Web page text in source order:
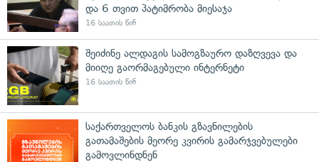
და 6 თვით პატიმრობა მიესაჯა
16 საათის წინ
შეიძინე ალდაგის სამოგზაურო დაზღვევა და
მიიღე გაორმაგებული ინტერნეტი
16 საათის წინ
საქართველოს ბანკის გზავნილების
გათამაშების მეორე კვირის გამარჯვებულები
გამოვლინდნენ